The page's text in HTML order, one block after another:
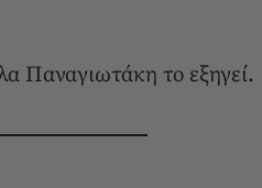
Παναγιωτάκη το εξηγεί.